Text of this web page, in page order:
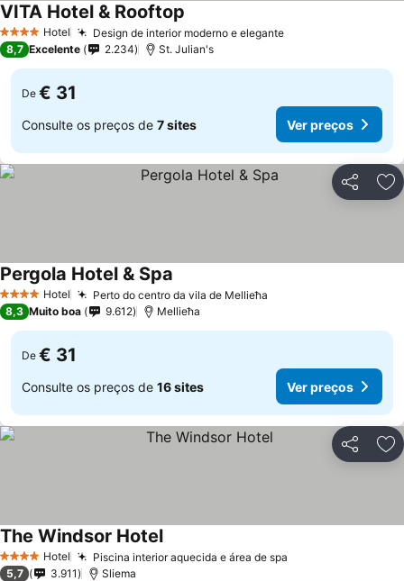
4 EstrelasHotel Design de interior moderno e eleganteVer preços
VITA Hotel & Rooftop
8,7 Excelente 2.234 St. Julian's
De € 31
Consulte os preços de 7 sites Ver preços
Partilhar
4 EstrelasHotel Perto do centro da vila de Mellieħa
Pergola Hotel & Spa
8,3 Muito boa 9.612 Mellieħa
De € 31
Consulte os preços de 16 sites Ver preços
Partilhar
4 EstrelasHotel Piscina interior aquecida e área de spa
The Windsor HotelVer preços
5,7 3.911 Sliema